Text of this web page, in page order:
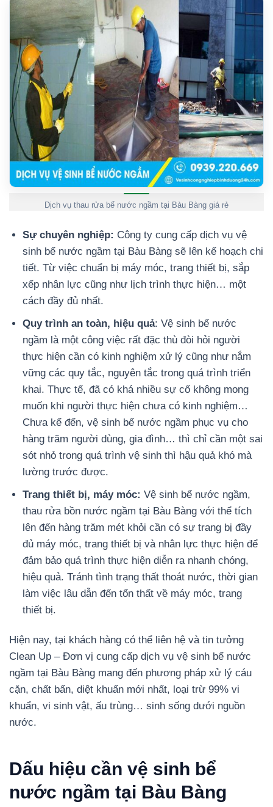
Dịch vụ thau rửa bể nước ngầm tại Bàu Bàng giá rẻ
Sự chuyên nghiệp: Công ty cung cấp dịch vụ vệ
sinh bể nước ngầm tại Bàu Bàng sẽ lên kế hoạch chi
tiết. Từ việc chuẩn bị máy móc, trang thiết bị, sắp
xếp nhân lực cũng như lịch trình thực hiện… một
cách đầy đủ nhất.
Quy trình an toàn, hiệu quả: Vệ sinh bể nước
ngầm là một công việc rất đặc thù đòi hỏi người
thực hiện cần có kinh nghiệm xử lý cũng như nắm
vững các quy tắc, nguyên tắc trong quá trình triển
khai. Thực tế, đã có khá nhiều sự cố không mong
muốn khi người thực hiện chưa có kinh nghiệm…
Chưa kể đến, vệ sinh bể nước ngầm phục vụ cho
hàng trăm người dùng, gia đình… thì chỉ cần một sai
sót nhỏ trong quá trình vệ sinh thì hậu quả khó mà
lường trước được.
Trang thiết bị, máy móc: Vệ sinh bể nước ngầm,
thau rửa bồn nước ngầm tại Bàu Bàng với thể tích
lên đến hàng trăm mét khỏi cần có sự trang bị đầy
đủ máy móc, trang thiết bị và nhân lực thực hiện để
đảm bảo quá trình thực hiện diễn ra nhanh chóng,
hiệu quả. Tránh tình trạng thất thoát nước, thời gian
làm việc lâu dẫn đến tổn thất về máy móc, trang
thiết bị.
Hiện nay, tại khách hàng có thể liên hệ và tin tưởng
Clean Up – Đơn vị cung cấp dịch vụ vệ sinh bể nước
ngầm tại Bàu Bàng mang đến phương pháp xử lý cáu
cặn, chất bẩn, diệt khuẩn mới nhất, loại trừ 99% vi
khuẩn, vi sinh vật, ấu trùng… sinh sống dưới nguồn
nước.
Dấu hiệu cần vệ sinh bể
nước ngầm tại Bàu Bàng